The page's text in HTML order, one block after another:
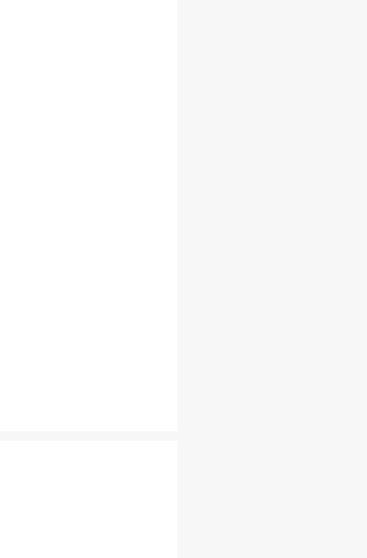
6,99 zł